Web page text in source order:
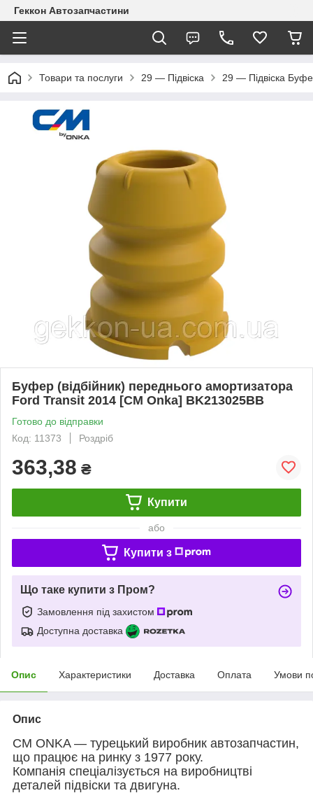
Геккон Автозапчастини
Товари та послуги 29 — Підвіска 29 — Підвіска
Буфер (відбійник) переднього амортизатора
Ford Transit 2014 [СМ Onka] BK213025BB
Готово до відправки
Код: 11373
Роздріб
363,38 ₴
Купити
або
Купити з
Що таке купити з Пром?
Замовлення під захистом
Доступна доставка
Опис Характеристики Доставка Оплата Умови
Опис
CM ONKA — турецький виробник автозапчастин,
що працює на ринку з 1977 року.
Компанія спеціалізується на виробництві
деталей підвіски та двигуна.